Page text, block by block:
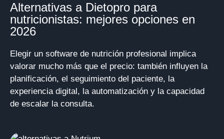
Alternativas a Dietopro para
nutricionistas: mejores opciones en
2026
Elegir un software de nutrición profesional implica
valorar mucho más que el precio: también influyen la
planificación, el seguimiento del paciente, la
experiencia digital, la automatización y la capacidad
de escalar la consulta.